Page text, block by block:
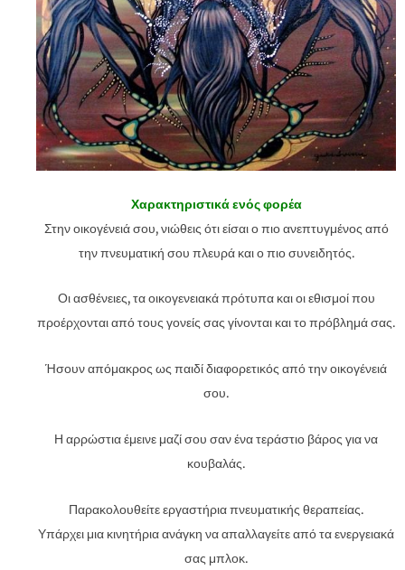
Χαρακτηριστικά ενός φορέα
Στην οικογένειά σου, νιώθεις ότι είσαι ο πιο ανεπτυγμένος από
την πνευματική σου πλευρά και ο πιο συνειδητός.
Οι ασθένειες, τα οικογενειακά πρότυπα και οι εθισμοί που
προέρχονται από τους γονείς σας γίνονται και το πρόβλημά σας.
Ήσουν απόμακρος ως παιδί διαφορετικός από την οικογένειά
σου.
Η αρρώστια έμεινε μαζί σου σαν ένα τεράστιο βάρος για να
κουβαλάς.
Παρακολουθείτε εργαστήρια πνευματικής θεραπείας.
Υπάρχει μια κινητήρια ανάγκη να απαλλαγείτε από τα ενεργειακά
σας μπλοκ.